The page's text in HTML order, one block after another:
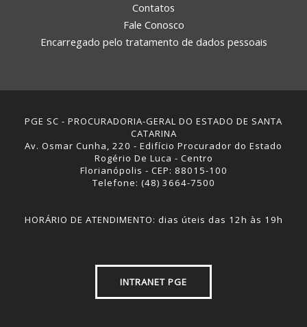
Contatos
Fale Conosco
Encarregado pelo tratamento de dados pessoais
PGE SC - PROCURADORIA-GERAL DO ESTADO DE SANTA
CATARINA
Av. Osmar Cunha, 220 - Edifício Procurador do Estado
Rogério De Luca - Centro
Florianópolis - CEP: 88015-100
Telefone: (48) 3664-7500
HORÁRIO DE ATENDIMENTO: dias úteis das 12h às 19h
INTRANET PGE